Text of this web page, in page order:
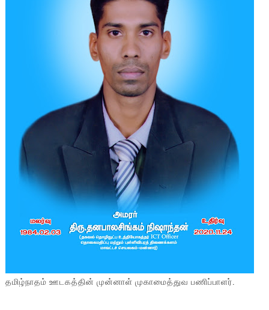
தமிழ்நாதம் ஊடகத்தின் முன்னாள் முகாமைத்துவ பணிப்பாளர்.